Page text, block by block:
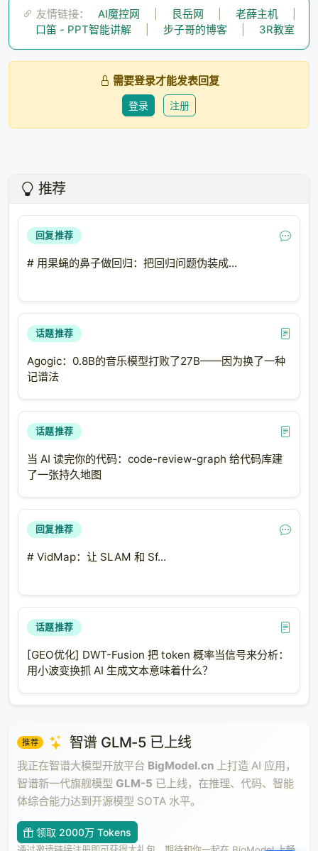
对于\(n\)维空间，一个 Rotor 可以分解为至多\(\lceil
n/2 \rceil\)个平面旋转（Givens 旋转）的乘积：
\[R = \prod_{k=1}^{\lceil n/2 \rceil} e^{-
\frac{\theta_k}{2} B_k}\]
是单位二向量（bivector），
转。
二、现有工作：三条逼近"Rotor-LoRA"的
路线
逼近了"用旋转替代低秩分解"这个目标。
路线 A：Composing Linear Layers from
论文: [2507.11688] — Travis Pence, Daisuke Yamada,
核心贡献：直接证明了线性层可以分解为 Rotor 的乘
积 。
具体来说，他们证明了任意\(d \times d\) 矩阵\(W\)
可以表示为：
其中每个\(R_k\)
化）。
：
标准线性层：\(O(d^2)\)参数
Rotor 分解：\(O(\log^2 d)\)参数
压缩比：
\(d = 4096\)，
约 \(10^6\)倍）
实验结果：在 LLaMA-3.2 1B 和 Qwen-2.5 1.5B 上，用
Rotor 替换注意力层的 Q/K/V 投影：
(2.612) vs LoRA-rank-4 (2.602) vs Block-
Hadamard (2.592)
C4 PPL：Rotor (3.176) vs LoRA-rank-4 (3.187)
PTB PPL：Rotor (3.266) vs LoRA-rank-4
(3.265)
关键发现：Rotor 分解在
友情链接： AI魔控网 艮岳网 老薛主机
口笛 - PPT智能讲解
步子哥的博客 3R教室
需要登录才能发表回复
登录 注册
推荐
回复推荐
# 用果蝇的鼻子做回归：把回归问题伪装成...
话题推荐
Agogic：0.8B的音乐模型打败了27B——因为换了一种
记谱法
话题推荐
当 AI 读完你的代码：code-review-graph 给代码库建
了一张持久地图
回复推荐
# VidMap：让 SLAM 和 Sf...
话题推荐
[GEO优化] DWT-Fusion 把 token 概率当信号来分析：
用小波变换抓 AI 生成文本意味着什么？
推荐 智谱 GLM-5 已上线
我正在智谱大模型开放平台 BigModel.cn 上打造 AI 应用，
智谱新一代旗舰模型 GLM-5 已上线，在推理、代码、智能
体综合能力达到开源模型 SOTA 水平。
领取 2000万 Tokens